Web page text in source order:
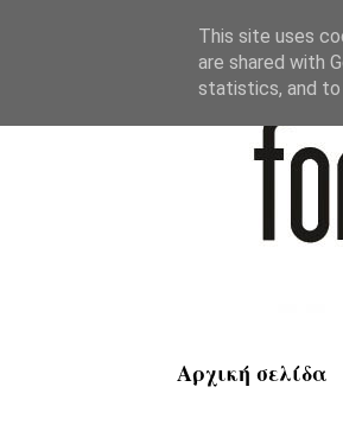
Αρχική σελίδα
This site uses
are shared with
statistics, and to